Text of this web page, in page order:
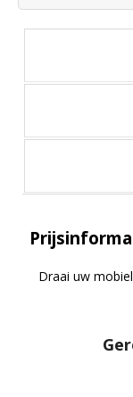
Draai uw